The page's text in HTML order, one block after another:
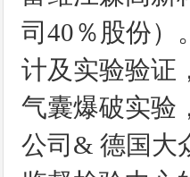
司40％股份）
计及实验验证
气囊爆破实验
公司& 德国大